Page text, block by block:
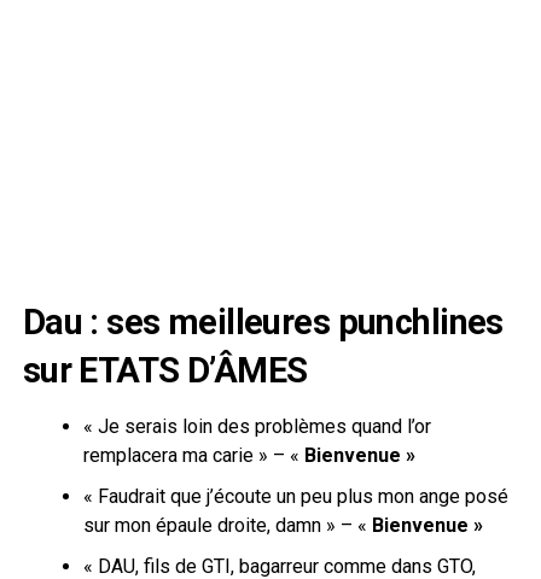
Dau : ses meilleures punchlines
sur ETATS D’ÂMES
« Je serais loin des problèmes quand l’or
remplacera ma carie » – « Bienvenue »
« Faudrait que j’écoute un peu plus mon ange posé
sur mon épaule droite, damn » – « Bienvenue »
« DAU, fils de GTI, bagarreur comme dans GTO,